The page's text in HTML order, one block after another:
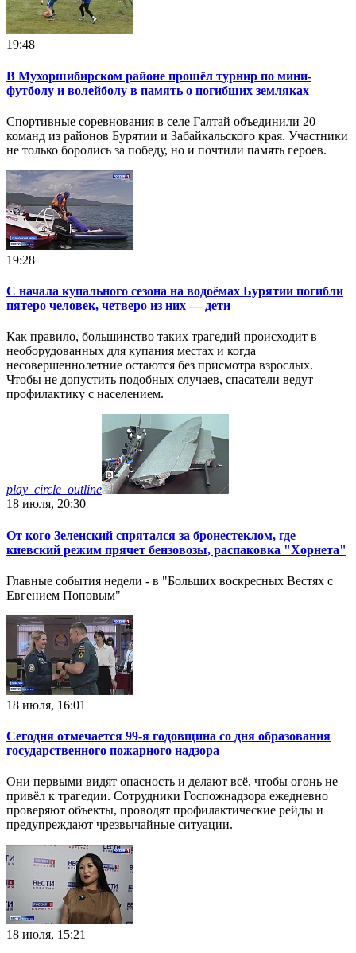
19:48
В Мухоршибирском районе прошёл турнир по мини-
футболу и волейболу в память о погибших земляках
Спортивные соревнования в селе Галтай объединили 20
команд из районов Бурятии и Забайкальского края. Участники
не только боролись за победу, но и почтили память героев.
19:28
С начала купального сезона на водоёмах Бурятии погибли
пятеро человек, четверо из них — дети
Как правило, большинство таких трагедий происходит в
необорудованных для купания местах и когда
несовершеннолетние остаются без присмотра взрослых.
Чтобы не допустить подобных случаев, спасатели ведут
профилактику с населением.
play_circle_outline
18 июля, 20:30
От кого Зеленский спрятался за бронестеклом, где
киевский режим прячет бензовозы, распаковка "Хорнета"
Главные события недели - в "Больших воскресных Вестях с
Евгением Поповым"
18 июля, 16:01
Сегодня отмечается 99-я годовщина со дня образования
государственного пожарного надзора
Они первыми видят опасность и делают всё, чтобы огонь не
привёл к трагедии. Сотрудники Госпожнадзора ежедневно
проверяют объекты, проводят профилактические рейды и
предупреждают чрезвычайные ситуации.
18 июля, 15:21